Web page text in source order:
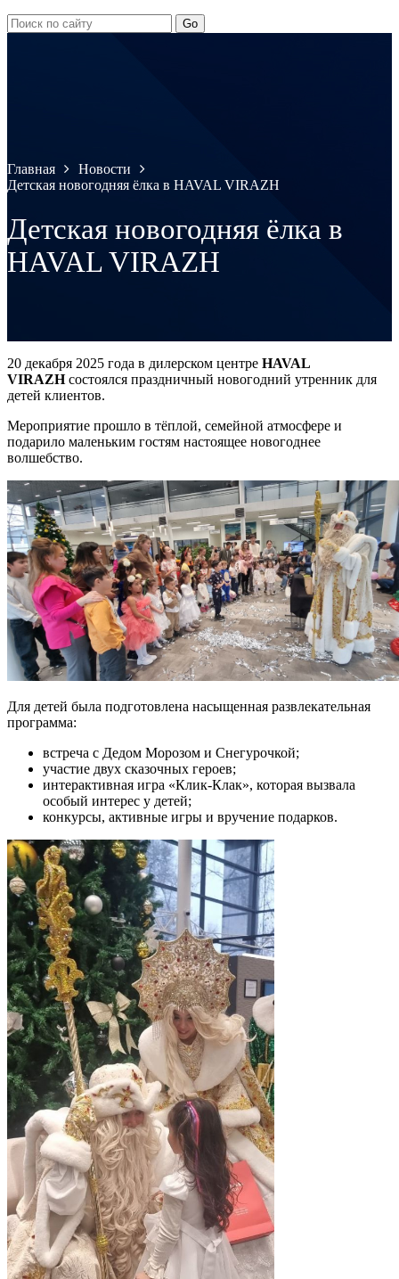
Главная
Новости
Детская новогодняя ёлка в HAVAL VIRAZH
Детская новогодняя ёлка в
HAVAL VIRAZH
20 декабря 2025 года в дилерском центре HAVAL
VIRAZHсостоялся праздничный новогодний утренник для
детей клиентов.
Мероприятие прошло в тёплой, семейной атмосфере и
подарило маленьким гостям настоящее новогоднее
волшебство.
Для детей была подготовлена насыщенная развлекательная
программа:
встреча с Дедом Морозом и Снегурочкой;
участие двух сказочных героев;
интерактивная игра «Клик-Клак», которая вызвала
особый интерес у детей;
конкурсы, активные игры и вручение подарков.